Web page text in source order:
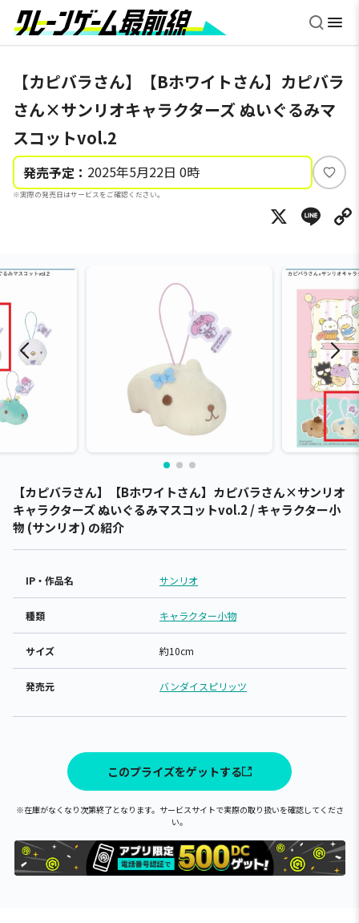
【カピバラさん】【Bホワイトさん】カピバラ
さん×サンリオキャラクターズ ぬいぐるみマ
スコットvol.2
発売予定： 2025年5月22日 0時
※実際の発売日はサービスをご確認ください。
い
ね
X
【カピバラさん】【Bホワイトさん】カピバラさん×サンリオ
キャラクターズ ぬいぐるみマスコットvol.2 / キャラクター小
物 (サンリオ) の紹介
IP・作品名 サンリオ
種類 キャラクター小物
サイズ 約10cm
発売元 バンダイスピリッツ
このプライズをゲットする
※在庫がなくなり次第終了となります。サービスサイトで実際の取り扱いを確認してくださ
い。